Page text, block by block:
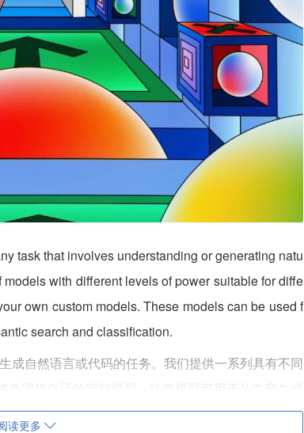
task that involves understanding or generating natu
with different levels of power suitable for diffe
own custom models. These models can be used f
search and classification.
成自然语言或代码的任务。我们提供一系列具有不同
微调您自己的定制模型。这些模型可用于从内容生成
读更多